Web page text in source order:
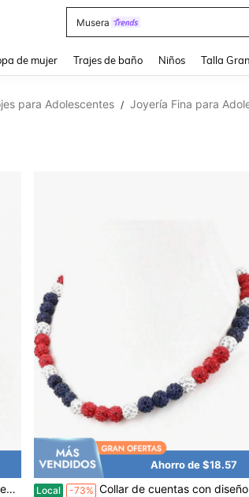
Musera
de mujer Trajes de baño Niños Talla
para Adolescentes / Joyería Fina para
años
Ahorro de $18.57
Local -73% Collar de cuentas con diseño de béisbol, joyería deportiva inspirada en cuentas, 17 pulgadas, para mayores de 8 años